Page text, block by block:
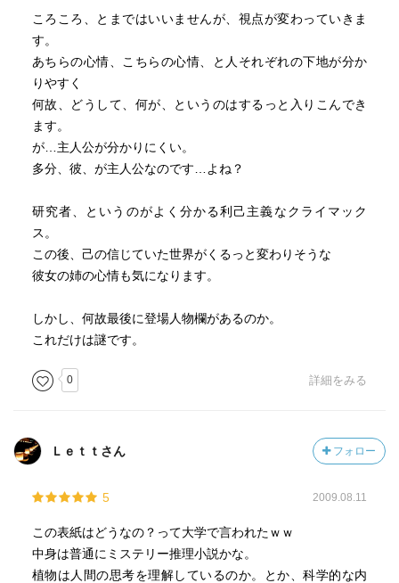
ころころ、とまではいいませんが、視点が変わっていきま
す。
あちらの心情、こちらの心情、と人それぞれの下地が分か
りやすく
何故、どうして、何が、というのはするっと入りこんでき
ます。
が…主人公が分かりにくい。
多分、彼、が主人公なのです…よね？
研究者、というのがよく分かる利己主義なクライマック
ス。
この後、己の信じていた世界がくるっと変わりそうな
彼女の姉の心情も気になります。
しかし、何故最後に登場人物欄があるのか。
これだけは謎です。
0 詳細をみる
Ｌｅｔｔさん フォロー
5 2009.08.11
この表紙はどうなの？って大学で言われたｗｗ
中身は普通にミステリー推理小説かな。
植物は人間の思考を理解しているのか。とか、科学的な内